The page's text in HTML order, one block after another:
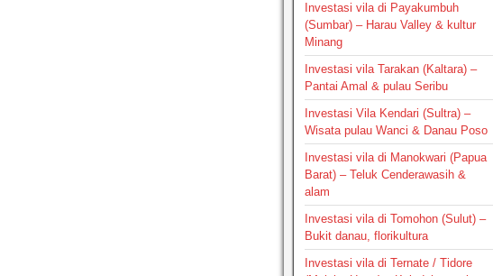
Investasi vila di Payakumbuh
(Sumbar) – Harau Valley & kultur
Minang
Investasi vila Tarakan (Kaltara) –
Pantai Amal & pulau Seribu
Investasi Vila Kendari (Sultra) –
Wisata pulau Wanci & Danau Poso
Investasi vila di Manokwari (Papua
Barat) – Teluk Cenderawasih &
alam
Investasi vila di Tomohon (Sulut) –
Bukit danau, florikultura
Investasi vila di Ternate / Tidore